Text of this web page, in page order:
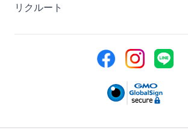
リクルート